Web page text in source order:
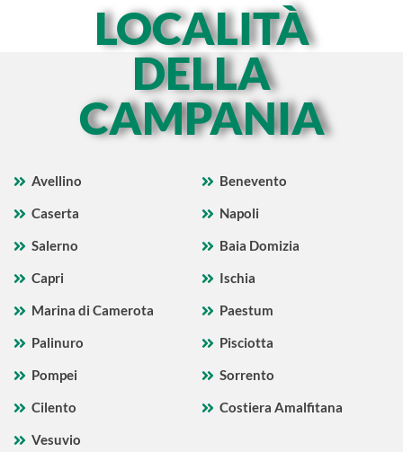
LOCALITÀ
DELLA
CAMPANIA
Avellino
Benevento
Caserta
Napoli
Salerno
Baia Domizia
Capri
Ischia
Marina di Camerota
Paestum
Palinuro
Pisciotta
Pompei
Sorrento
Cilento
Costiera Amalfitana
Vesuvio